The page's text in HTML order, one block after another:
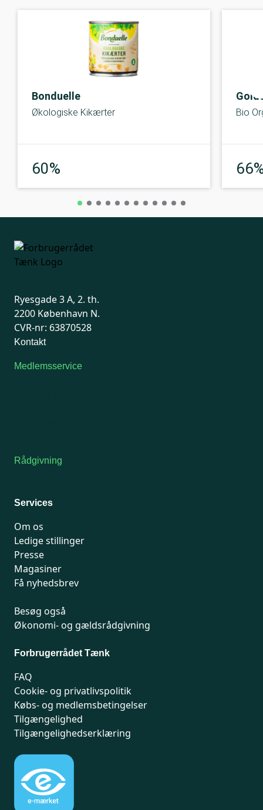
Bonduelle
Økologiske Kikærter
60%
Bio
Ryesgade 3 A, 2. th.
2200 København N.
CVR-nr: 63870528
Kontakt
Medlemsservice
Rådgivning
Services
Om os
Ledige stillinger
Presse
Magasiner
Få nyhedsbrev
Besøg også
Økonomi- og gældsrådgivning
Forbrugerrådet Tænk
FAQ
Cookie- og privatlivspolitik
Købs- og medlemsbetingelser
Tilgængelighed
Tilgængelighedserklæring